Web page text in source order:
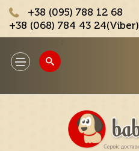
+38 (095) 788 12 68
+38 (068) 784 43 24(Viber)
Toggle
navigation